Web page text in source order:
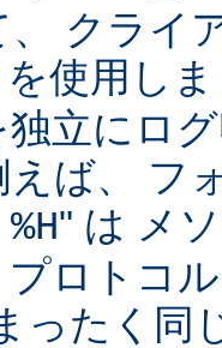
、 クライ
を使用し
立にロ
えば、 フ
" は メ
プロトコ
ったく同